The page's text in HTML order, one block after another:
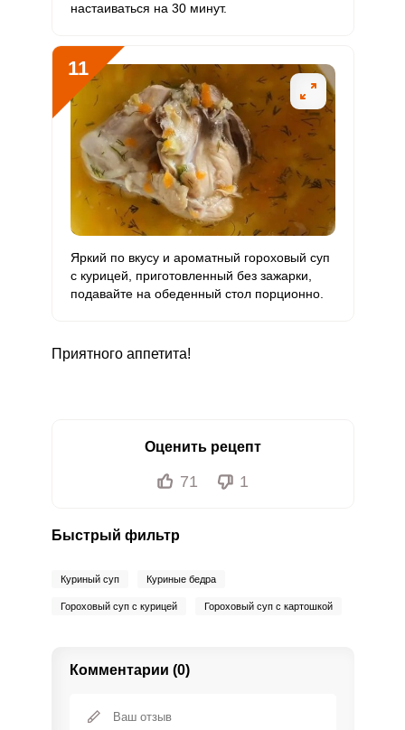
настаиваться на 30 минут.
11
Яркий по вкусу и ароматный гороховый суп
с курицей, приготовленный без зажарки,
подавайте на обеденный стол порционно.
Приятного аппетита!
Оценить рецепт
71 1
Быстрый фильтр
Куриный суп Куриные бедра
Гороховый суп с курицей Гороховый суп с картошкой
Комментарии (0)